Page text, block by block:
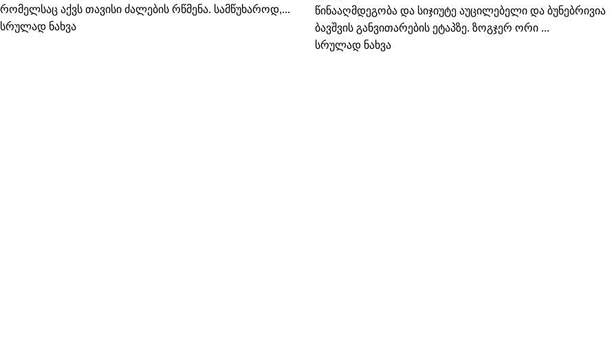
რომელსაც აქვს თავისი ძალების რწმენა. სამწუხაროდ,...
სრულად ნახვა
წინააღმდეგობა და სიჯიუტე აუცილებელი და ბუნებრივია
ბავშვის განვითარების ეტაპზე. ზოგჯერ ორი ...
სრულად ნახვა